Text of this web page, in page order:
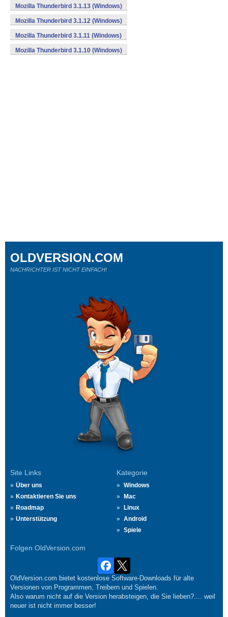
Mozilla Thunderbird 3.1.13 (Windows)
Mozilla Thunderbird 3.1.12 (Windows)
Mozilla Thunderbird 3.1.11 (Windows)
Mozilla Thunderbird 3.1.10 (Windows)
Site Links
Über uns
Kontaktieren Sie uns
Roadmap
Unterstützung
Kategorie
Windows
Mac
Linux
Android
Spiele
Folgen OldVersion.com
OLDVERSION.COM
NACHRICHTER IST NICHT EINFACH!
OldVersion.com bietet kostenlose Software-Downloads für alte
Versionen von Programmen, Treibern und Spielen.
Also warum nicht auf die Version herabsteigen, die Sie lieben?.... weil
neuer ist nicht immer besser!